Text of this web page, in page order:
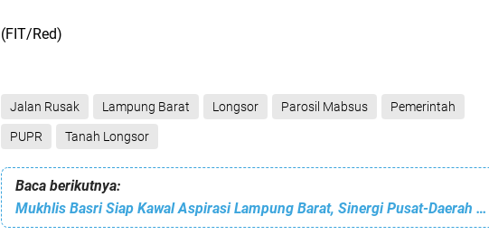
(FIT/Red)
Jalan Rusak Lampung Barat Longsor Parosil Mabsus Pemerintah
PUPR Tanah Longsor
Baca berikutnya:
Mukhlis Basri Siap Kawal Aspirasi Lampung Barat, Sinergi Pusat-Daerah Jadi Kunci